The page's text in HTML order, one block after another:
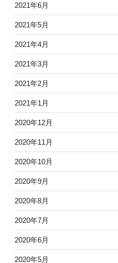
2021年6月
2021年5月
2021年4月
2021年3月
2021年2月
2021年1月
2020年12月
2020年11月
2020年10月
2020年9月
2020年8月
2020年7月
2020年6月
2020年5月